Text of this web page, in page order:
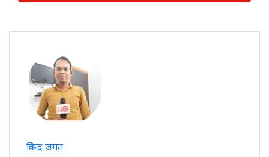
त्रिवेन्द्र जगत